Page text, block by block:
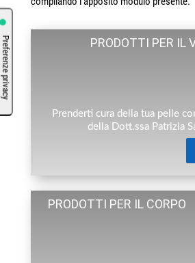
PRODOTTI PER IL
Prenderti cura della tua pelle
della Dott.ssa Patrizia
PRODOTTI PER IL CORPO